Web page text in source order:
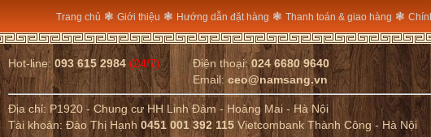
Trang chủ ❃ Giới thiệu ❃ Hướng dẫn đặt hàng ❃ Thanh toán & giao hàng ❃
Hot-line:093 615 2984 (24/7) Điện thoại:024 6680 9640
Email:ceo@namsang.vn
Địa chỉ: P1920 - Chung cư HH Linh Đàm - Hoàng Mai - Hà Nội
Tài khoản: Đào Thị Hạnh0451 001 392 115 Vietcombank Thành Công - Hà Nội